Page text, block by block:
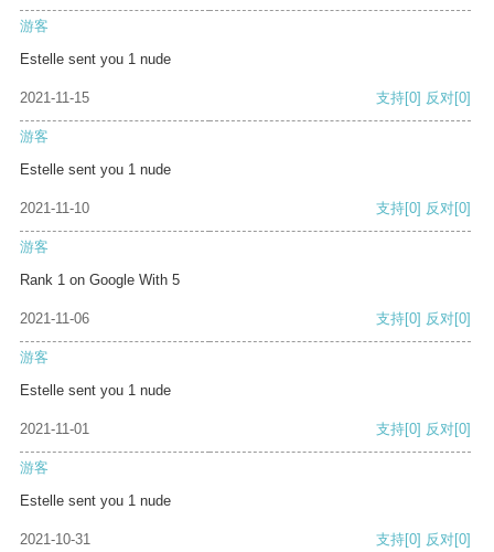
游客
Estelle sent you 1 nude
2021-11-15 支持[0] 反对[0]
游客
Estelle sent you 1 nude
2021-11-10 支持[0] 反对[0]
游客
Rank 1 on Google With 5
2021-11-06 支持[0] 反对[0]
游客
Estelle sent you 1 nude
2021-11-01 支持[0] 反对[0]
游客
Estelle sent you 1 nude
2021-10-31 支持[0] 反对[0]